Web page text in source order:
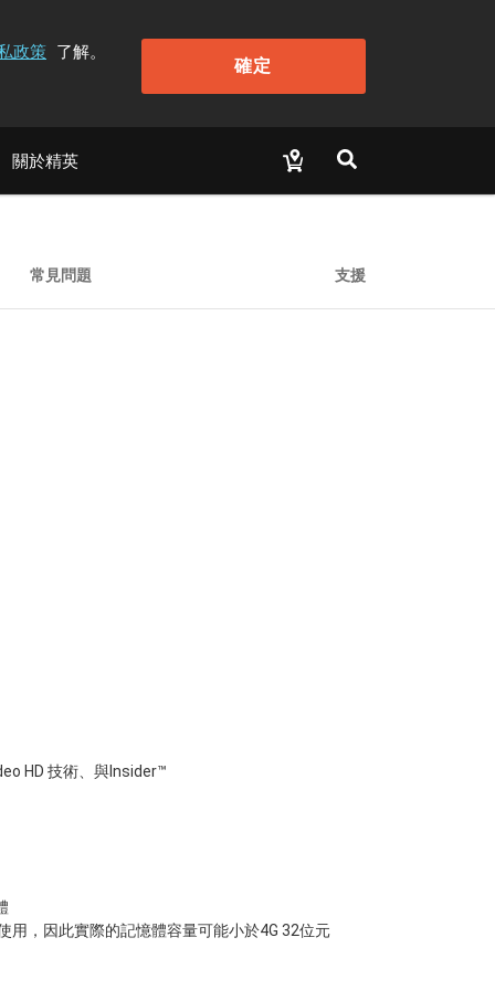
政策 了解。
確定
關於精英
常見問題 支援
HD 技術、與Insider™
用，因此實際的記憶體容量可能小於4G 32位元